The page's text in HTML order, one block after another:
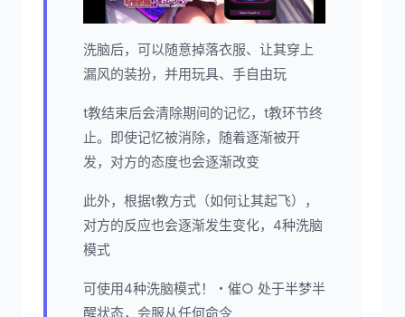
洗脑后，可以随意掉落衣服、让其穿上
漏风的装扮，并用玩具、手自由玩
t教结束后会清除期间的记忆，t教环节终
止。即使记忆被消除，随着逐渐被开
发，对方的态度也会逐渐改变
此外，根据t教方式（如何让其起飞），
对方的反应也会逐渐发生变化，4种洗脑
模式
可使用4种洗脑模式！・催○ 处于半梦半
醒状态，会服从任何命令